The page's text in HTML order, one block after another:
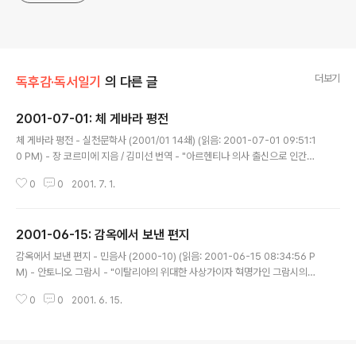
독후감·독서일기 의 다른 글 더보기
2001-07-01: 체 게바라 평전
체 게바라 평전 - 실천문학사 (2001/01 14쇄) (읽음: 2001-07-01 09:51:1
0 PM) - 장 코르미에 지음 / 김미선 번역 - "아르헨티나 의사 출신으로 인간을
0년대 저항운동의 상징이다. 검은 베레모에 아무렇게나 기른 긴 머리칼, 덥수룩
람들과의 인터뷰를 통해 생생한 그의 모습을 전하고 있으며, 그가 남겨놓은 편
지글이나 잡문들 거의 대부분을 실어 체 게바라 전기의 최종본을 완성했다.192
8년 아르헨티나 로사리오의 한 중류 가정에서 태어난 체 게바라(에..
0 0 2001. 7. 1.
2001-06-15: 감옥에서 보낸 편지
감옥에서 보낸 편지 - 민음사 (2000-10) (읽음: 2001-06-15 08:34:56 P
M) - 안토니오 그람시 - "이탈리아의 위대한 사상가이자 혁명가인 그람시의
주의에 치우치거나 결코 관념의 골방에 갇혀 있지 않았던 현실 참여자. 장애를
0 0 2001. 6. 15.